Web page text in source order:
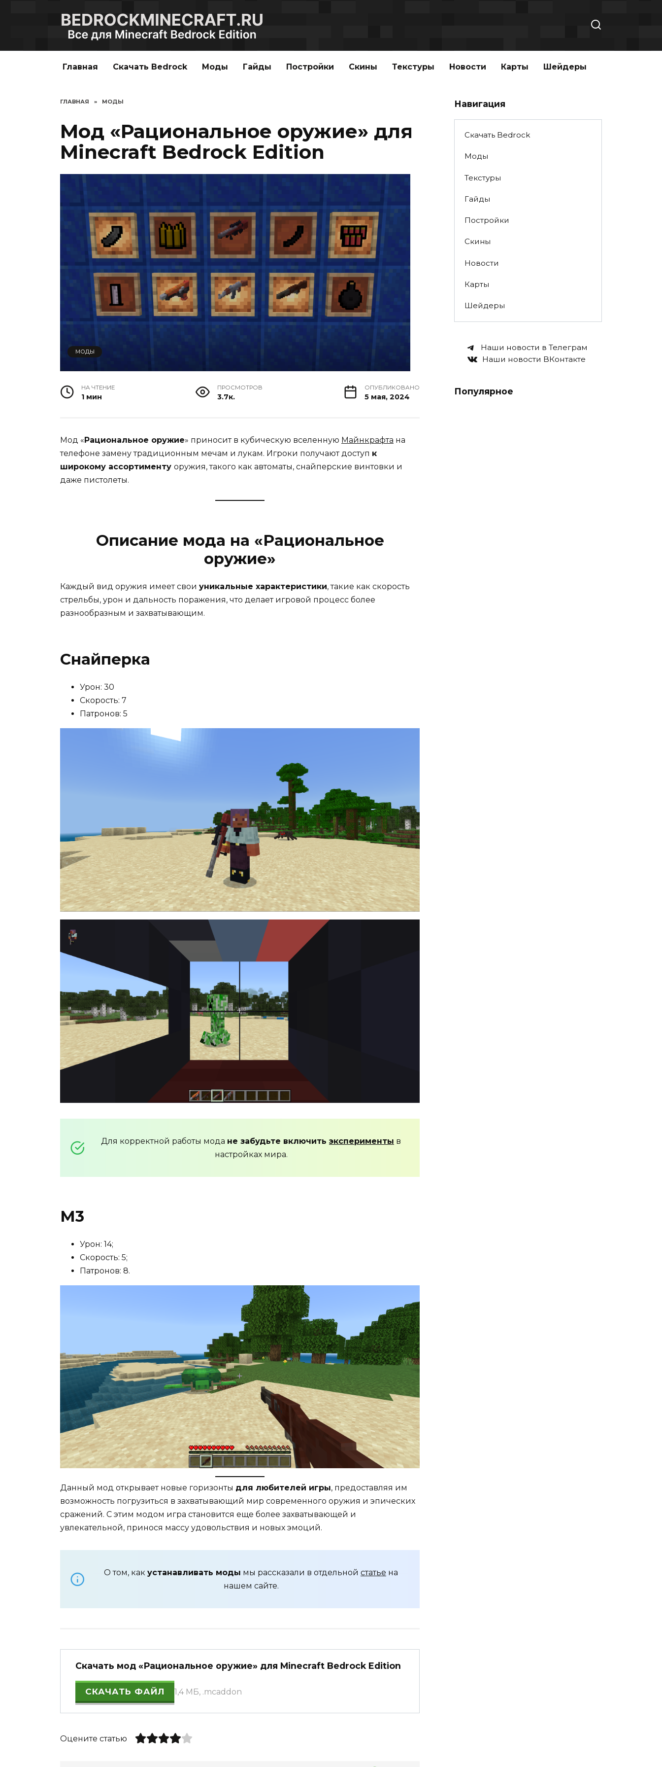
Главная Скачать Bedrock Моды Гайды Постройки Скины Текстуры Новости Карты Шейдеры
ГЛАВНАЯ » МОДЫ
Мод «Рациональное оружие» для
Minecraft Bedrock Edition
МОДЫ
НА ЧТЕНИЕ
1 мин
ПРОСМОТРОВ
3.7к.
ОПУБЛИКОВАНО
5 мая, 2024
Мод «Рациональное оружие» приносит в кубическую вселенную Майнкрафта на
телефоне замену традиционным мечам и лукам. Игроки получают доступ к
широкому ассортименту оружия, такого как автоматы, снайперские винтовки и
даже пистолеты.
Описание мода на «Рациональное
оружие»
Каждый вид оружия имеет свои уникальные характеристики, такие как скорость
стрельбы, урон и дальность поражения, что делает игровой процесс более
разнообразным и захватывающим.
Снайперка
Урон: 30
Скорость: 7
Патронов: 5
Для корректной работы мода не забудьте включить эксперименты в
настройках мира.
М3
Урон: 14;
Скорость: 5;
Патронов: 8.
Данный мод открывает новые горизонты для любителей игры, предоставляя им
возможность погрузиться в захватывающий мир современного оружия и эпических
сражений. С этим модом игра становится еще более захватывающей и
увлекательной, принося массу удовольствия и новых эмоций.
О том, как устанавливать моды мы рассказали в отдельной статье на
нашем сайте.
Скачать мод «Рациональное оружие» для Minecraft Bedrock Edition
СКАЧАТЬ ФАЙЛ 1,4 МБ, .mcaddon
Оцените статью
Навигация
Скачать Bedrock
Моды
Текстуры
Гайды
Постройки
Скины
Новости
Карты
Шейдеры
Наши новости в Телеграм
Наши новости ВКонтакте
Популярное